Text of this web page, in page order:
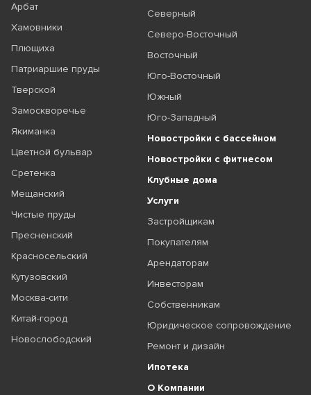
Арбат
Хамовники
Плющиха
Патриаршие пруды
Тверской
Замоскворечье
Якиманка
Цветной бульвар
Сретенка
Мещанский
Чистые пруды
Пресненский
Красносельский
Кутузовский
Москва-сити
Китай-город
Новослободский
Северный
Северо-Восточный
Восточный
Юго-Восточный
Южный
Юго-Западный
Новостройки с бассейном
Новостройки с фитнесом
Клубные дома
Услуги
Застройщикам
Покупателям
Арендаторам
Инвесторам
Собственникам
Юридическое сопровождение
Ремонт и дизайн
Ипотека
О Компании